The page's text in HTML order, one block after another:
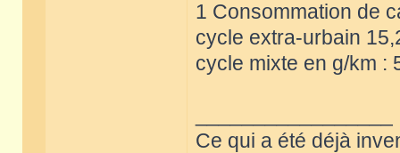
1 Consommation de
cycle extra-urbain
cycle mixte en g/km :
Ce qui a été déjà